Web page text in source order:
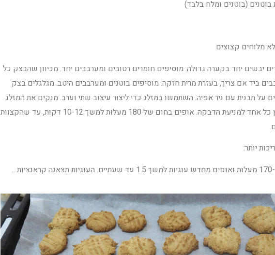
יבשים יחד בקערה גדולה. מוסיפים חומרים רטובים ומערבבים יחד. מכיוון שהבצק כל
ביד אם צריך, בעזרת מרית חזקה. מוסיפים בוטנים ומערבבים היטב. מגלגלים בצק
על תבנית עם ניר אפיה. השתמשו במזלג כדי ליצור עיצוב שתי וערב. מנקים את המזלג
בקערת מים בין כל אחד למניעת הדבקה. אופים בחום של 180 מעלות למשך 10-12 דקות, עד שהקצוות
יותר: